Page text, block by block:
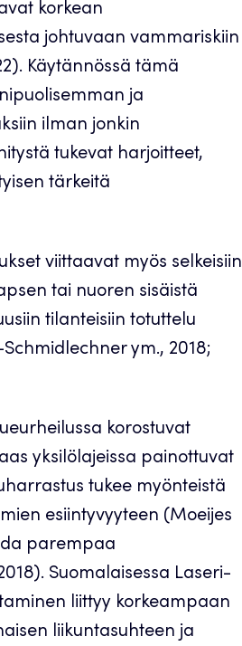
korkean
johtuvaan vammariskiin
Käytännössä tämä
ja
ilman jonkin
tukevat harjoitteet,
tärkeitä
viittaavat myös selkeisiin
tai nuoren sisäistä
tilanteisiin totuttelu
ym., 2018;
korostuvat
yksilölajeissa painottuvat
tukee myönteistä
esiintyvyyteen (Moeijes
parempaa
Suomalaisessa Laseri-
liittyy korkeampaan
liikuntasuhteen ja